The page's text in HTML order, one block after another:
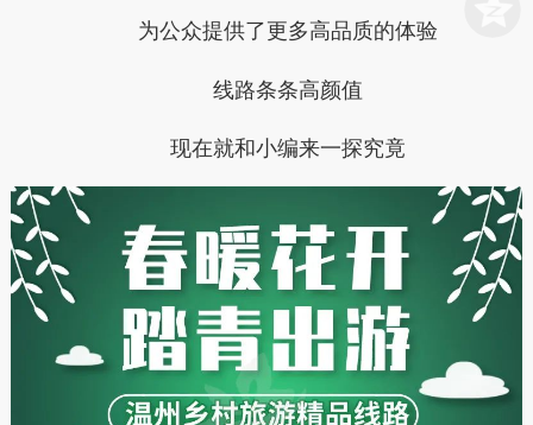
为公众提供了更多高品质的体验
线路条条高颜值
现在就和小编来一探究竟